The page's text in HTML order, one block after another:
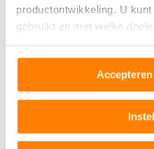
productontwikkeling. U
gebruikt en met welke
Als u het toestaat, willen
Informatie verzamelen
die tot een paar meter
Uw apparaat